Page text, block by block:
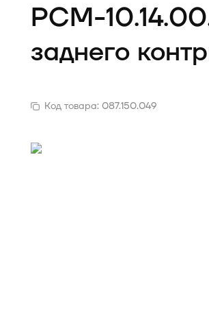
РСМ-
заднего
Код товара: 087.150.049